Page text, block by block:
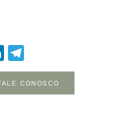
LinkedIn
CONOSCO